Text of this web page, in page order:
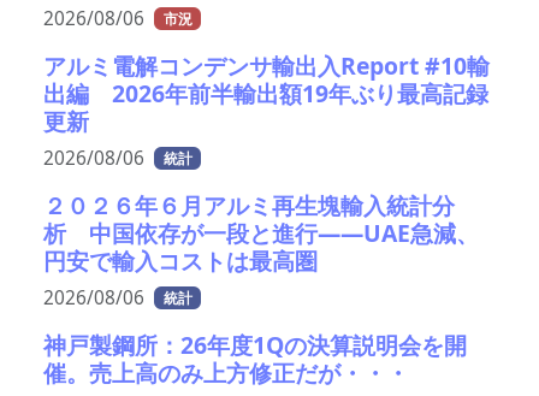
2026/08/06 市況
アルミ電解コンデンサ輸出入Report #10輸
出編 2026年前半輸出額19年ぶり最高記録
更新
2026/08/06 統計
２０２６年６月アルミ再生塊輸入統計分
析 中国依存が一段と進行――UAE急減、
円安で輸入コストは最高圏
2026/08/06 統計
神戸製鋼所：26年度1Qの決算説明会を開
催。売上高のみ上方修正だが・・・